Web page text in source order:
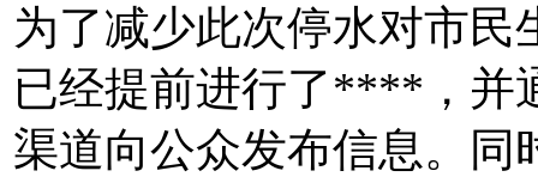
为了减少此次停水对市
已经提前进行了****，并
渠道向公众发布信息。同